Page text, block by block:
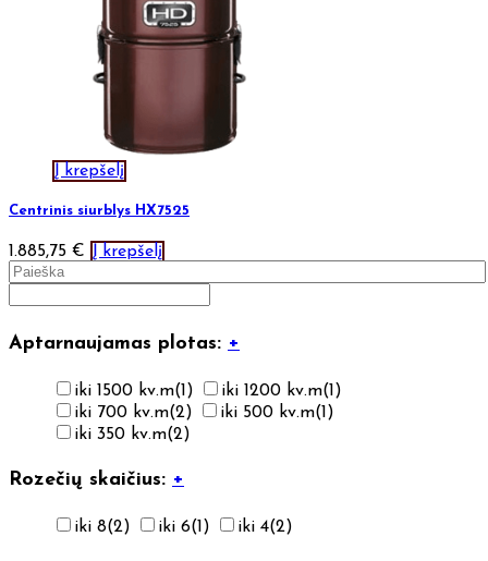
Į krepšelį
Centrinis siurblys HX7525
1.885,75 € Į krepšelį
Aptarnaujamas plotas: +
iki 1500 kv.m(1) iki 1200 kv.m(1)
iki 700 kv.m(2) iki 500 kv.m(1)
iki 350 kv.m(2)
Rozečių skaičius: +
iki 8(2) iki 6(1) iki 4(2)